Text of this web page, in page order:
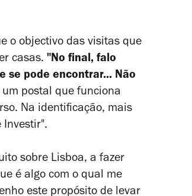
o objectivo das visitas que
casas. "No final, falo
se pode encontrar... Não
postal que funciona
Na identificação, mais
Investir".
sobre Lisboa, a fazer
é algo com o qual me
este propósito de levar